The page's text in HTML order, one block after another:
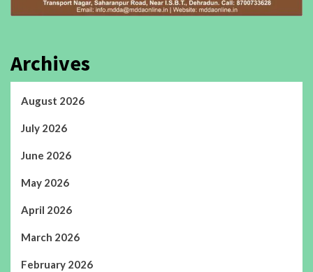
Archives
August 2026
July 2026
June 2026
May 2026
April 2026
March 2026
February 2026